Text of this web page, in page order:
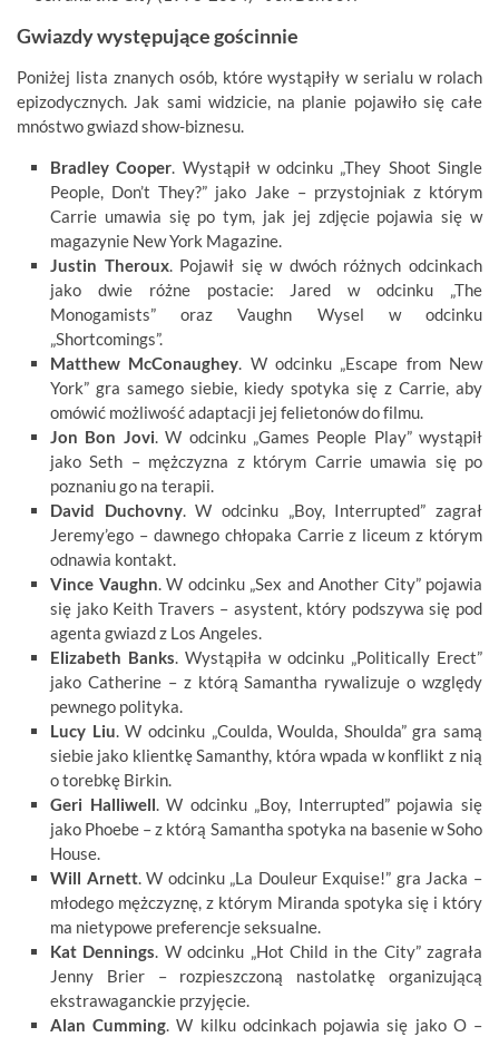
Gwiazdy występujące gościnnie
Poniżej lista znanych osób, które wystąpiły w serialu w rolach
epizodycznych. Jak sami widzicie, na planie pojawiło się całe
mnóstwo gwiazd show-biznesu.
Bradley Cooper. Wystąpił w odcinku „They Shoot Single
People, Don’t They?” jako Jake – przystojniak z którym
Carrie umawia się po tym, jak jej zdjęcie pojawia się w
magazynie New York Magazine.
Justin Theroux. Pojawił się w dwóch różnych odcinkach
jako dwie różne postacie: Jared w odcinku „The
Monogamists” oraz Vaughn Wysel w odcinku
„Shortcomings”.
Matthew McConaughey. W odcinku „Escape from New
York” gra samego siebie, kiedy spotyka się z Carrie, aby
omówić możliwość adaptacji jej felietonów do filmu.
Jon Bon Jovi. W odcinku „Games People Play” wystąpił
jako Seth – mężczyzna z którym Carrie umawia się po
poznaniu go na terapii.
David Duchovny. W odcinku „Boy, Interrupted” zagrał
Jeremy’ego – dawnego chłopaka Carrie z liceum z którym
odnawia kontakt.
Vince Vaughn. W odcinku „Sex and Another City” pojawia
się jako Keith Travers – asystent, który podszywa się pod
agenta gwiazd z Los Angeles.
Elizabeth Banks. Wystąpiła w odcinku „Politically Erect”
jako Catherine – z którą Samantha rywalizuje o względy
pewnego polityka.
Lucy Liu. W odcinku „Coulda, Woulda, Shoulda” gra samą
siebie jako klientkę Samanthy, która wpada w konflikt z nią
o torebkę Birkin.
Geri Halliwell. W odcinku „Boy, Interrupted” pojawia się
jako Phoebe – z którą Samantha spotyka na basenie w Soho
House.
Will Arnett. W odcinku „La Douleur Exquise!” gra Jacka –
młodego mężczyznę, z którym Miranda spotyka się i który
ma nietypowe preferencje seksualne.
Kat Dennings. W odcinku „Hot Child in the City” zagrała
Jenny Brier – rozpieszczoną nastolatkę organizującą
ekstrawaganckie przyjęcie.
Alan Cumming. W kilku odcinkach pojawia się jako O –